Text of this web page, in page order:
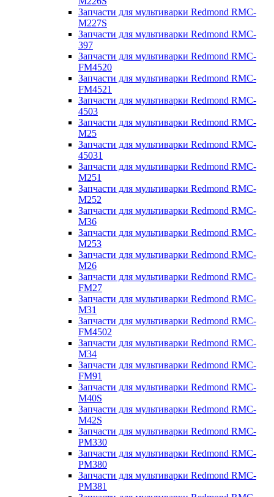
Запчасти для мультиварки Redmond RMC-
M227S
Запчасти для мультиварки Redmond RMC-
397
Запчасти для мультиварки Redmond RMC-
FM4520
Запчасти для мультиварки Redmond RMC-
FM4521
Запчасти для мультиварки Redmond RMC-
4503
Запчасти для мультиварки Redmond RMC-
M25
Запчасти для мультиварки Redmond RMC-
45031
Запчасти для мультиварки Redmond RMC-
M251
Запчасти для мультиварки Redmond RMC-
M252
Запчасти для мультиварки Redmond RMC-
M36
Запчасти для мультиварки Redmond RMC-
M253
Запчасти для мультиварки Redmond RMC-
M26
Запчасти для мультиварки Redmond RMC-
FM27
Запчасти для мультиварки Redmond RMC-
M31
Запчасти для мультиварки Redmond RMC-
FM4502
Запчасти для мультиварки Redmond RMC-
M34
Запчасти для мультиварки Redmond RMC-
FM91
Запчасти для мультиварки Redmond RMC-
M40S
Запчасти для мультиварки Redmond RMC-
M42S
Запчасти для мультиварки Redmond RMC-
PM330
Запчасти для мультиварки Redmond RMC-
PM380
Запчасти для мультиварки Redmond RMC-
PM381